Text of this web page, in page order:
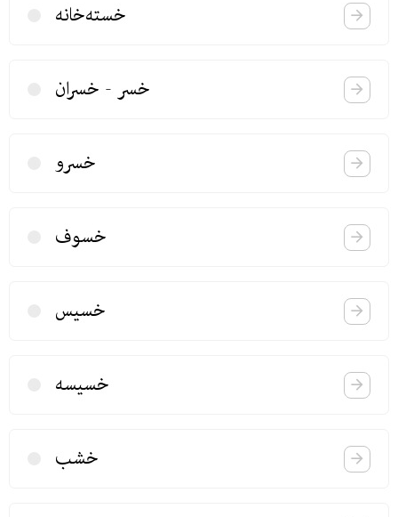
خسته‌خانه
خسر - خسران
خسرو
خسوف
خسیس
خسیسه
خشب